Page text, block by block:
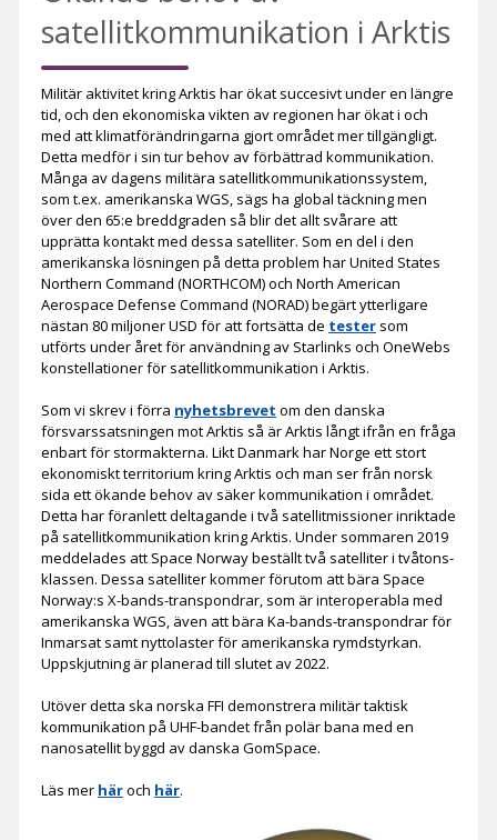
satellitkommunikation i Arktis
Militär aktivitet kring Arktis har ökat succesivt under en längre
tid, och den ekonomiska vikten av regionen har ökat i och
med att klimatförändringarna gjort området mer tillgängligt.
Detta medför i sin tur behov av förbättrad kommunikation.
Många av dagens militära satellitkommunikationssystem,
som t.ex. amerikanska WGS, sägs ha global täckning men
över den 65:e breddgraden så blir det allt svårare att
upprätta kontakt med dessa satelliter. Som en del i den
amerikanska lösningen på detta problem har United States
Northern Command (NORTHCOM) och North American
Aerospace Defense Command (NORAD) begärt ytterligare
nästan 80 miljoner USD för att fortsätta de tester som
utförts under året för användning av Starlinks och OneWebs
konstellationer för satellitkommunikation i Arktis.
Som vi skrev i förra nyhetsbrevet om den danska
försvarssatsningen mot Arktis så är Arktis långt ifrån en fråga
enbart för stormakterna. Likt Danmark har Norge ett stort
ekonomiskt territorium kring Arktis och man ser från norsk
sida ett ökande behov av säker kommunikation i området.
Detta har föranlett deltagande i två satellitmissioner inriktade
på satellitkommunikation kring Arktis. Under sommaren 2019
meddelades att Space Norway beställt två satelliter i tvåtons-
klassen. Dessa satelliter kommer förutom att bära Space
Norway:s X-bands-transpondrar, som är interoperabla med
amerikanska WGS, även att bära Ka-bands-transpondrar för
Inmarsat samt nyttolaster för amerikanska rymdstyrkan.
Uppskjutning är planerad till slutet av 2022.
Utöver detta ska norska FFI demonstrera militär taktisk
kommunikation på UHF-bandet från polär bana med en
nanosatellit byggd av danska GomSpace.
Läs mer häroch här.